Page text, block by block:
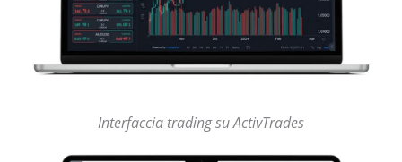
Interfaccia trading su ActivTrades